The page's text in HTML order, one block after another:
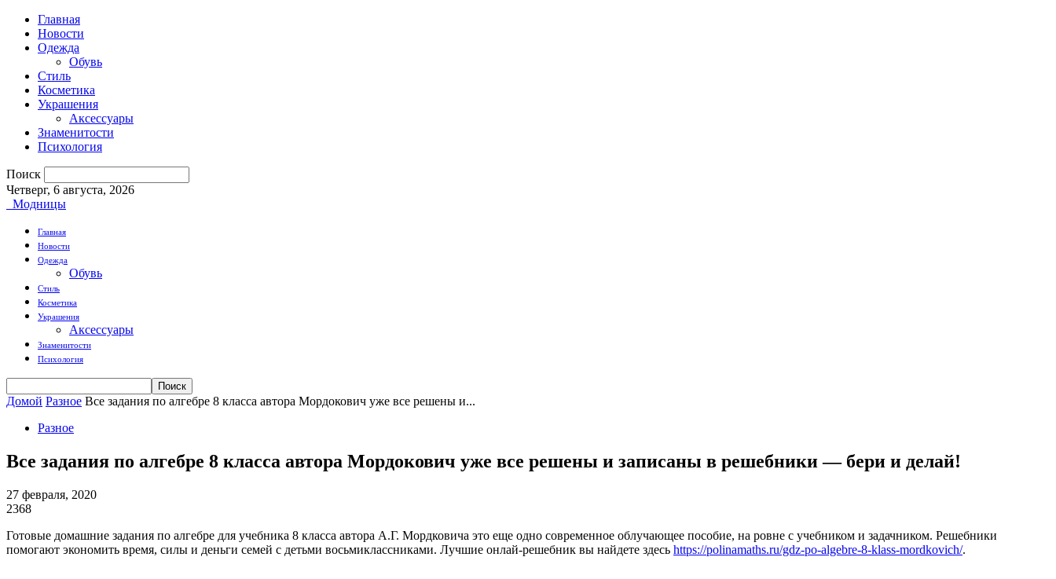
Главная
Новости
Одежда
Обувь
Стиль
Косметика
Украшения
Аксессуары
Знаменитости
Психология
Поиск
Четверг, 6 августа, 2026
Модницы
Главная
Новости
Одежда
Обувь
Стиль
Косметика
Украшения
Аксессуары
Знаменитости
Психология
Домой Разное Все задания по алгебре 8 класса автора Мордокович уже все решены и...
Разное
Все задания по алгебре 8 класса автора Мордокович уже все решены и записаны в решебники — бери и делай!
27 февраля, 2020
2368
Готовые домашние задания по алгебре для учебника 8 класса автора А.Г. Мордковича это еще одно современное облучающее пособие, на ровне с учебником и задачником. Решебники
помогают экономить время, силы и деньги семей с детьми восьмиклассниками. Лучшие онлай-решебник вы найдете здесь https://polinamaths.ru/gdz-po-algebre-8-klass-mordkovich/.